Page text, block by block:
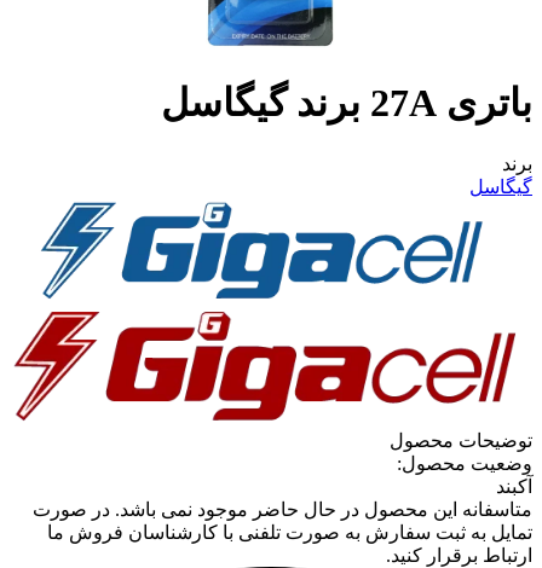
باتری 27A برند گیگاسل
برند
گیگاسل
توضیحات محصول
وضعیت محصول:
آکبند
متاسفانه این محصول در حال حاضر موجود نمی باشد. در صورت
تمایل به ثبت سفارش به صورت تلفنی با کارشناسان فروش ما
ارتباط برقرار کنید.